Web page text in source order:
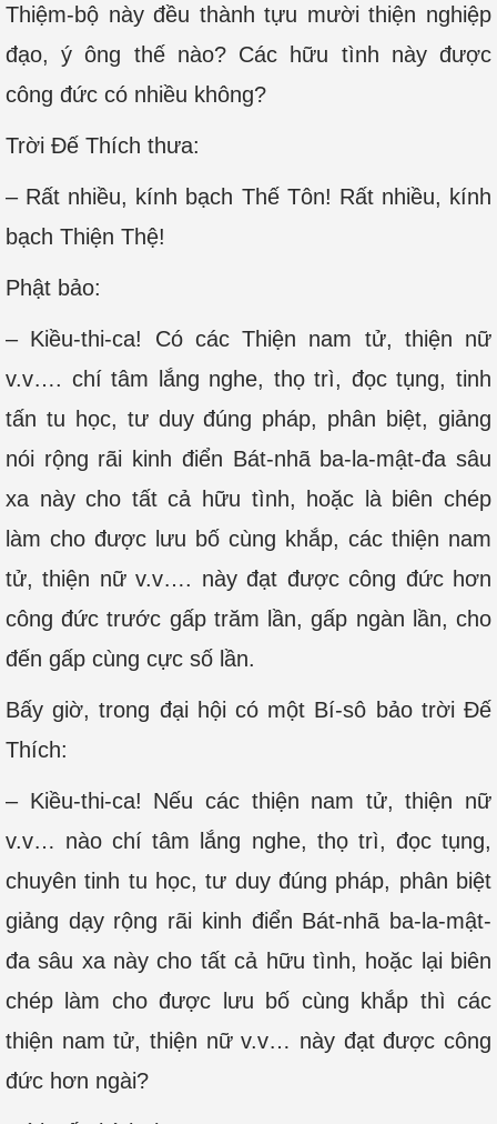
Thiệm-bộ này đều thành tựu mười thiện nghiệp
đạo, ý ông thế nào? Các hữu tình này được
công đức có nhiều không?
Trời Ðế Thích thưa:
– Rất nhiều, kính bạch Thế Tôn! Rất nhiều, kính
bạch Thiện Thệ!
Phật bảo:
– Kiều-thi-ca! Có các Thiện nam tử, thiện nữ
v.v…. chí tâm lắng nghe, thọ trì, đọc tụng, tinh
tấn tu học, tư duy đúng pháp, phân biệt, giảng
nói rộng rãi kinh điển Bát-nhã ba-la-mật-đa sâu
xa này cho tất cả hữu tình, hoặc là biên chép
làm cho được lưu bố cùng khắp, các thiện nam
tử, thiện nữ v.v…. này đạt được công đức hơn
công đức trước gấp trăm lần, gấp ngàn lần, cho
đến gấp cùng cực số lần.
Bấy giờ, trong đại hội có một Bí-sô bảo trời Ðế
Thích:
– Kiều-thi-ca! Nếu các thiện nam tử, thiện nữ
v.v… nào chí tâm lắng nghe, thọ trì, đọc tụng,
chuyên tinh tu học, tư duy đúng pháp, phân biệt
giảng dạy rộng rãi kinh điển Bát-nhã ba-la-mật-
đa sâu xa này cho tất cả hữu tình, hoặc lại biên
chép làm cho được lưu bố cùng khắp thì các
thiện nam tử, thiện nữ v.v… này đạt được công
đức hơn ngài?